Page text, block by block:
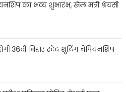
का भव्य शुभारंभ, खेल मंत्री श्रेयसी
36वीं बिहार स्टेट शूटिंग चैंपियनशिप